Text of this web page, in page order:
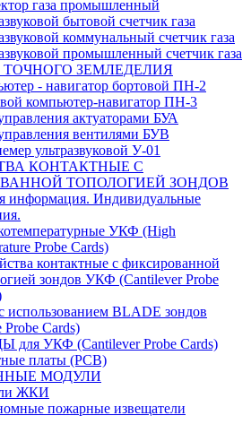
газа промышленный
бытовой счетчик газа
коммунальный счетчик газа
промышленный счетчик газа
ЗЕМЛЕДЕЛИЯ
- навигатор бортовой ПН-2
компьютер-навигатор ПН-3
актуаторами БУА
вентилями БУВ
ультразвуковой У-01
КОНТАКТНЫЕ С
ТОПОЛОГИЕЙ ЗОНДОВ
информация. Индивидуальные
УКФ (High
Probe Cards)
контактные с фиксированной
зондов УКФ (Cantilever Probe
BLADE зондов
Probe Cards)
для УКФ (Cantilever Probe Cards)
платы (PCB)
МОДУЛИ
ЖКИ
пожарные извещатели